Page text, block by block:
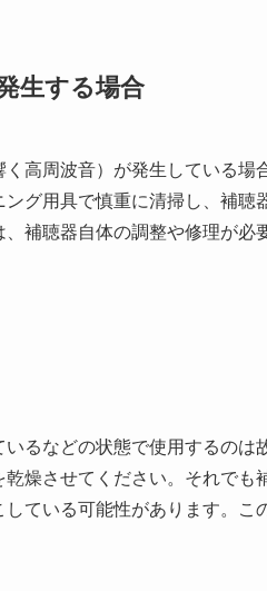
生する場合
高周波音）が発生している場
グ用具で慎重に清掃し、補聴
補聴器自体の調整や修理が必
るなどの状態で使用するのは
燥させてください。それでも
ている可能性があります。こ